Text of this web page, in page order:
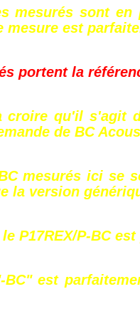
mesurés sont
mesure est
portent la
croire qu'il s'agit
de BC
mesurés ici se
la version
P17REX/P-BC
est